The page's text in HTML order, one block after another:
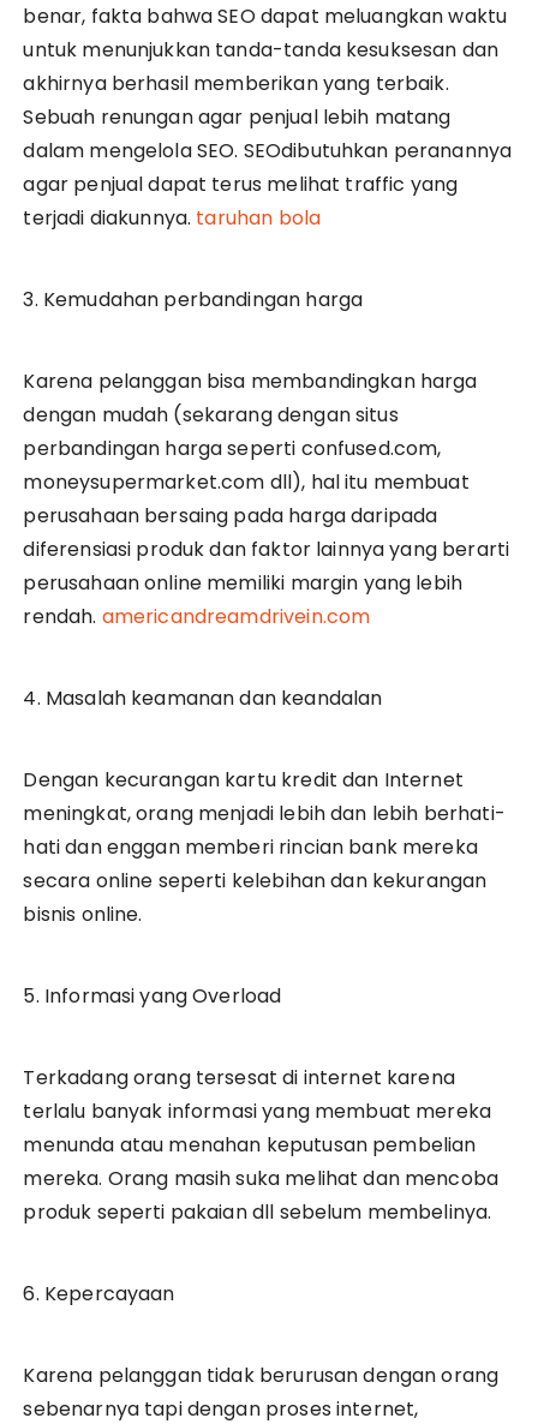
benar, fakta bahwa SEO dapat meluangkan waktu
untuk menunjukkan tanda-tanda kesuksesan dan
akhirnya berhasil memberikan yang terbaik.
Sebuah renungan agar penjual lebih matang
dalam mengelola SEO. SEOdibutuhkan peranannya
agar penjual dapat terus melihat traffic yang
terjadi diakunnya. taruhan bola
3. Kemudahan perbandingan harga
Karena pelanggan bisa membandingkan harga
dengan mudah (sekarang dengan situs
perbandingan harga seperti confused.com,
moneysupermarket.com dll), hal itu membuat
perusahaan bersaing pada harga daripada
diferensiasi produk dan faktor lainnya yang berarti
perusahaan online memiliki margin yang lebih
rendah. americandreamdrivein.com
4. Masalah keamanan dan keandalan
Dengan kecurangan kartu kredit dan Internet
meningkat, orang menjadi lebih dan lebih berhati-
hati dan enggan memberi rincian bank mereka
secara online seperti kelebihan dan kekurangan
bisnis online.
5. Informasi yang Overload
Terkadang orang tersesat di internet karena
terlalu banyak informasi yang membuat mereka
menunda atau menahan keputusan pembelian
mereka. Orang masih suka melihat dan mencoba
produk seperti pakaian dll sebelum membelinya.
6. Kepercayaan
Karena pelanggan tidak berurusan dengan orang
sebenarnya tapi dengan proses internet,